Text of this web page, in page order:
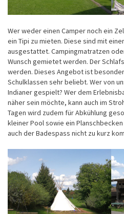
Wer weder einen Camper noch ein
ein Tipi zu mieten. Diese sind mit
ausgestattet. Campingmatratzen
Wunsch gemietet werden. Der
werden. Dieses Angebot ist
Schulklassen sehr beliebt. Wer von
Indianer gespielt? Wer dem
näher sein möchte, kann auch im
Tagen wird zudem für Abkühlung
kleiner Pool sowie ein
auch der Badespass nicht zu kurz